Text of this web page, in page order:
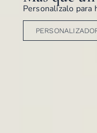
Personalízalo para